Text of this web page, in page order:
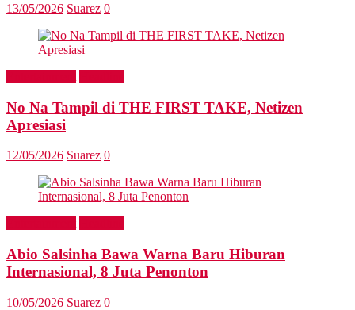
13/05/2026 Suarez 0
No Na Tampil di THE FIRST TAKE, Netizen
Apresiasi
12/05/2026 Suarez 0
Abio Salsinha Bawa Warna Baru Hiburan
Internasional, 8 Juta Penonton
10/05/2026 Suarez 0